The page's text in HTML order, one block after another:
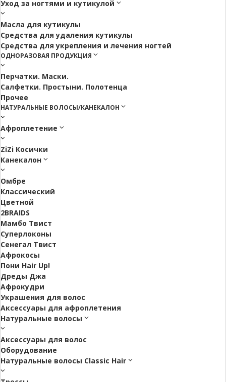
Уход за ногтями и кутикулой
Масла для кутикулы
Средства для удаления кутикулы
Средства для укрепления и лечения ногтей
ОДНОРАЗОВАЯ ПРОДУКЦИЯ
Перчатки. Маски.
Салфетки. Простыни. Полотенца
Прочее
НАТУРАЛЬНЫЕ ВОЛОСЫ/КАНЕКАЛОН
Афроплетение
ZiZi Косички
Канекалон
Омбре
Классический
Цветной
2BRAIDS
Мамбо Твист
Суперлоконы
Сенегал Твист
Афрокосы
Пони Hair Up!
Дреды Джа
Афрокудри
Украшения для волос
Аксессуары для афроплетения
Натуральные волосы
Аксессуары для волос
Оборудование
Натуральные волосы Classic Hair